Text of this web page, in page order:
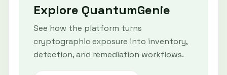
Explore QuantumGenie
See how the platform turns
cryptographic exposure into inventory,
detection, and remediation workflows.